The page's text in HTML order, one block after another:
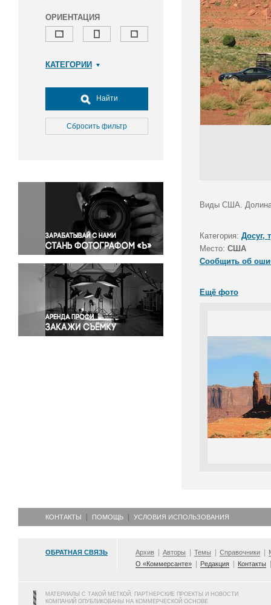
ОРИЕНТАЦИЯ
КАТЕГОРИИ
Досуг, туризм и отдых
Культура
Медицина
Окружающая среда
Политика
Правосудие
Происшествия и конфликты
Религия
Светская жизнь
Спорт
Экология
Экономика и бизнес
Найти
Сбросить фильтр
Виды США.
Категория: Досуг,
Место: США
Сообщить об
Ещё фото
КОНТАКТЫ ПОМОЩЬ УСЛОВИЯ ИСПОЛЬЗОВАНИЯ
ОБРАТНАЯ СВЯЗЬ Архив Авторы Темы Справочники
О «Коммерсанте»
Редакция Контакты
МАТЕРИАЛЫ С ТАКОЙ МЕТКОЙ, ПАРТНЕРСКИЕ ПРОЕКТЫ И НОВОСТИ
КОМПАНИЙ ОПУБЛИКОВАНЫ НА КОММЕРЧЕСКОЙ ОСНОВЕ